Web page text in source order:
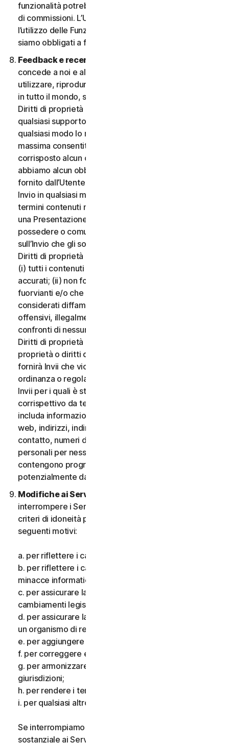
funzionalità potrebbe essere soggetto al pagamento
di commissioni. L’Utente comprende e accetta che
l’utilizzo delle Funzionalità Beta è volontario e non
siamo obbligati a fornire alcuna Funzionalità Beta.
Feedback e recensioni.
concede a noi e alle nostre affiliate l’autorizzazione a
utilizzare, riprodurre, copiare e tradurre il proprio Invio
in tutto il mondo, secondo i termini di protezione dei
Diritti di proprietà intellettuale, in qualsiasi forma e su
qualsiasi supporto, senza alcuna restrizione e in
qualsiasi modo lo riteniamo opportuno, nella misura
massima consentita dalla legge applicabile. Non sarà
corrisposto alcun compenso per l’uso dell’Invio. Non
abbiamo alcun obbligo di pubblicare o utilizzare l’Invio
fornito dall’Utente e possiamo rimuovere qualsiasi
Invio in qualsiasi momento, in particolare se viola i
termini contenuti nel presente documento. Fornendo
una Presentazione, l’Utente dichiara e garantisce di
possedere o comunque controllare tutti i diritti
sull’Invio che gli sono necessari per fornirlo, inclusi i
Diritti di proprietà intellettuale. L’Utente accetta che:
(i) tutti i contenuti dei propri Invii devono essere
accurati; (ii) non fornirà Invii ritenuti falsi, inesatti o
fuorvianti e/o che possano essere ragionevolmente
considerati diffamatori, calunniosi, deprecabili,
offensivi, illegalmente intimidatori o molesti nei
confronti di nessuno; (iii) non fornirà Invii che violano i
Diritti di proprietà intellettuale di terzi o altri diritti di
proprietà o diritti di pubblicità o privacy; (iv) non
fornirà Invii che violano qualsiasi legge, statuto,
ordinanza o regolamento applicabile; (v) non fornirà
Invii per i quali è stato compensato o concesso alcun
corrispettivo da terzi; (vi) non fornirà alcun Invio che
includa informazioni che fanno riferimento ad altri siti
web, indirizzi, indirizzi e-mail, informazioni di
contatto, numeri di telefono o altre informazioni
personali per nessuno; e (vii) non fornirà Invii che
contengono programmi o file di computer
potenzialmente dannosi.
Modifiche ai Servizi.
interrompere i Servizi oppure introdurre o variare i
criteri di idoneità per i Servizi, per uno o più dei
seguenti motivi:
a. per riflettere i cambiamenti delle tecnologie;
b. per riflettere i cambiamenti nella natura delle
minacce informatiche;
c. per assicurare la conformità alla legge e riflettere i
cambiamenti legislativi;
d. per assicurare la conformità ai requisiti imposti da
un organismo di regolamentazione;
e. per aggiungere funzionalità aggiuntive;
f. per correggere eventuali errori;
g. per armonizzare i servizi o i termini in più
giurisdizioni;
h. per rendere i termini più chiari; e
i. per qualsiasi altro valido motivo.
Se interrompiamo i Servizi, apportiamo una modifica
sostanziale ai Servizi che potrebbe essere